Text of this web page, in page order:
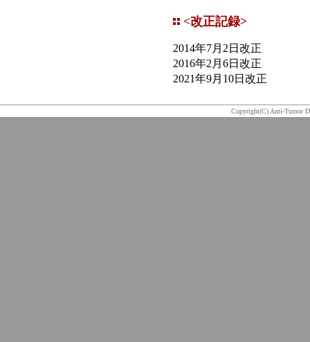
<改正記録>
2014年7月2日改正
2016年2月6日改正
2021年9月10日改正
Copyright(C) Anti-Tumor